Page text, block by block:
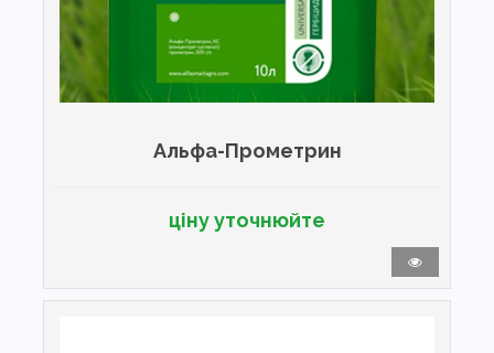
Альфа-Прометрин
ціну уточнюйте